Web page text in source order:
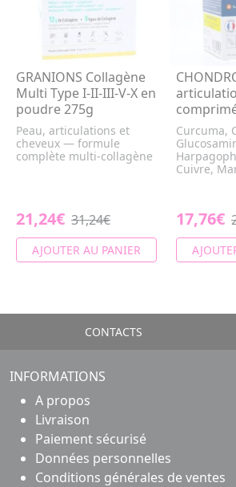
GRANIONS Collagène
Multi Type I-II-III-V-X en
poudre 275g
Peau, articulations et
cheveux — formule
complète multi-collagène
21,24€ 31,24€
AJOUTER AU PANIER
Curcuma,
Cuivre,
17,76€
CONTACTS
INFORMATIONS
A propos
Livraison
Paiement sécurisé
Données personnelles
Conditions générales de ventes